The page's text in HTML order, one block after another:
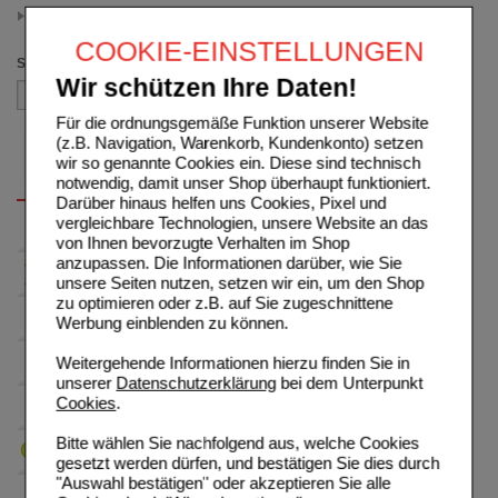
COOKIE-EINSTELLUNGEN
Wir schützen Ihre Daten!
Für die ordnungsgemäße Funktion unserer Website
(z.B. Navigation, Warenkorb, Kundenkonto) setzen
wir so genannte Cookies ein. Diese sind technisch
notwendig, damit unser Shop überhaupt funktioniert.
Darüber hinaus helfen uns Cookies, Pixel und
vergleichbare Technologien, unsere Website an das
von Ihnen bevorzugte Verhalten im Shop
anzupassen. Die Informationen darüber, wie Sie
unsere Seiten nutzen, setzen wir ein, um den Shop
zu optimieren oder z.B. auf Sie zugeschnittene
Werbung einblenden zu können.
Weitergehende Informationen hierzu finden Sie in
unserer Datenschutzerklärungbei dem Unterpunkt
Cookies.
Bitte wählen Sie nachfolgend aus, welche Cookies
gesetzt werden dürfen, und bestätigen Sie dies durch
"Auswahl bestätigen" oder akzeptieren Sie alle
Sortieren nach